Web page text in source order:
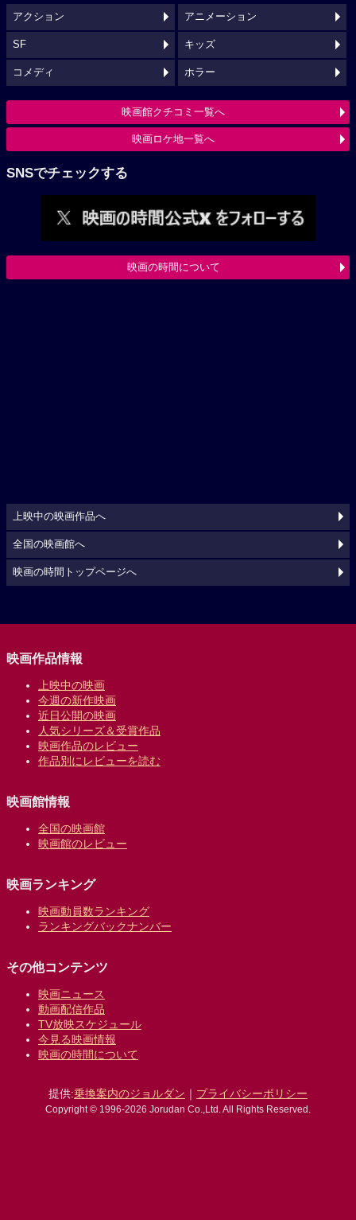
アクション アニメーション
SF キッズ
コメディ ホラー
映画館クチコミ一覧へ
映画ロケ地一覧へ
SNSでチェックする
映画の時間について
上映中の映画作品へ
全国の映画館へ
映画の時間トップページへ
映画作品情報
上映中の映画
今週の新作映画
近日公開の映画
人気シリーズ＆受賞作品
映画作品のレビュー
作品別にレビューを読む
映画館情報
全国の映画館
映画館のレビュー
映画ランキング
映画動員数ランキング
ランキングバックナンバー
その他コンテンツ
映画ニュース
動画配信作品
TV放映スケジュール
今見る映画情報
映画の時間について
提供:乗換案内のジョルダン ｜ プライバシーポリシー
Copyright © 1996-2026 Jorudan Co.,Ltd. All Rights Reserved.